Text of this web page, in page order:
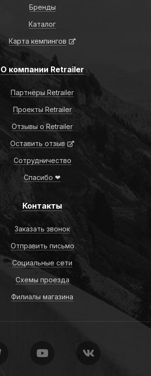
Бренды
Каталог
Карта кемпингов
О компании Retrailer
Партнёры Retrailer
Проекты Retrailer
Отзывы о Retrailer
Оставить отзыв
Сотрудничество
Спасибо ❤
Контакты
Заказать звонок
Отправить письмо
Социальные сети
Схемы проезда
Филиалы магазина